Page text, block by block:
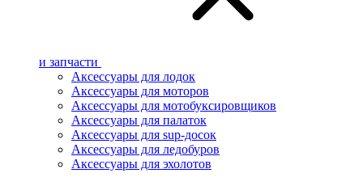
и запчасти
Аксессуары для лодок
Аксессуары для моторов
Аксессуары для мотобуксировщиков
Аксессуары для палаток
Аксессуары для sup-досок
Аксессуары для ледобуров
Аксессуары для эхолотов